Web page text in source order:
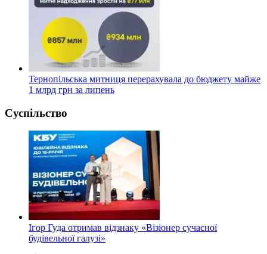
Тернопільська митниця перерахувала до бюджету майже
1 млрд грн за липень
Суспільство
Ігор Гуда отримав відзнаку «Візіонер сучасної
будівельної галузі»